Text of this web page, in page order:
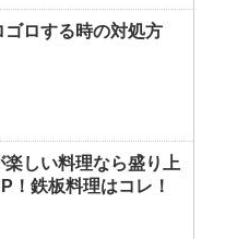
ゴロする時の対処方
楽しい料理なら盛り上
！鉄板料理はコレ！